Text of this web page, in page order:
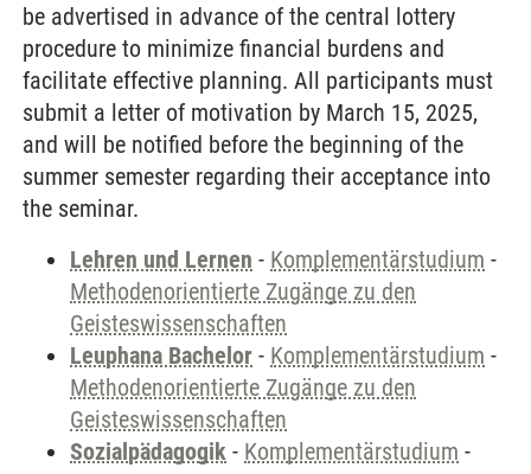
be advertised in advance of the central lottery
procedure to minimize financial burdens and
facilitate effective planning. All participants must
submit a letter of motivation by March 15, 2025,
and will be notified before the beginning of the
summer semester regarding their acceptance into
the seminar.
Lehren und Lernen - Komplementärstudium -
Methodenorientierte Zugänge zu den
Geisteswissenschaften
Leuphana Bachelor - Komplementärstudium -
Methodenorientierte Zugänge zu den
Geisteswissenschaften
Sozialpädagogik - Komplementärstudium -